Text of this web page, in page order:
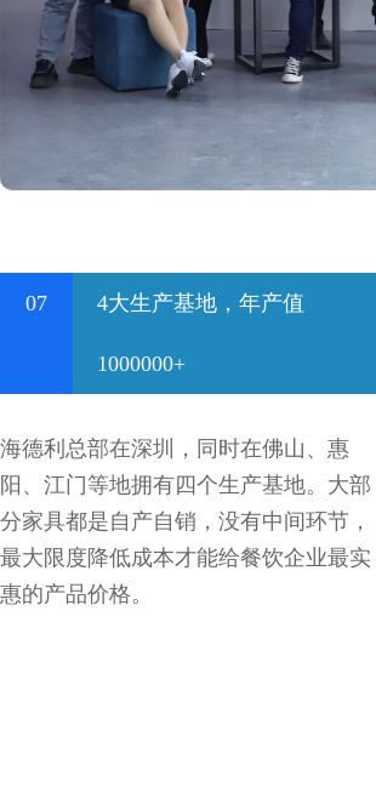
07 4大生产基地，年产值
1000000+
海德利总部在深圳，同时在佛山、惠
阳、江门等地拥有四个生产基地。大部
分家具都是自产自销，没有中间环节，
最大限度降低成本才能给餐饮企业最实
惠的产品价格。